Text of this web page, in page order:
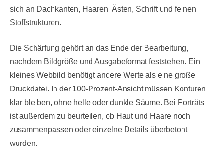
sich an Dachkanten, Haaren, Ästen, Schrift und feinen
Stoffstrukturen.
Die Schärfung gehört an das Ende der Bearbeitung,
nachdem Bildgröße und Ausgabeformat feststehen. Ein
kleines Webbild benötigt andere Werte als eine große
Druckdatei. In der 100-Prozent-Ansicht müssen Konturen
klar bleiben, ohne helle oder dunkle Säume. Bei Porträts
ist außerdem zu beurteilen, ob Haut und Haare noch
zusammenpassen oder einzelne Details überbetont
wurden.